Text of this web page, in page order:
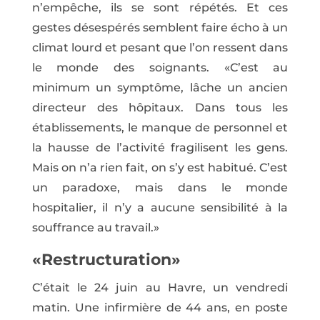
n’empêche, ils se sont répétés. Et ces
gestes désespérés semblent faire écho à un
climat lourd et pesant que l’on ressent dans
le monde des soignants. «C’est au
minimum un symptôme, lâche un ancien
directeur des hôpitaux. Dans tous les
établissements, le manque de personnel et
la hausse de l’activité fragilisent les gens.
Mais on n’a rien fait, on s’y est habitué. C’est
un paradoxe, mais dans le monde
hospitalier, il n’y a aucune sensibilité à la
souffrance au travail.»
«Restructuration»
C’était le 24 juin au Havre, un vendredi
matin. Une infirmière de 44 ans, en poste